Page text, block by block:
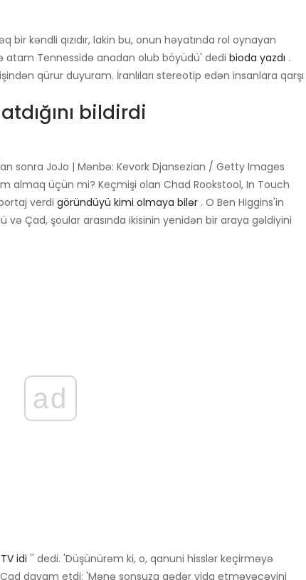
kəndli qızıdır, lakin bu, onun həyatında rol oynayan
atam Tennessidə anadan olub böyüdü' dedi bioda yazdı .
qürur duyuram. İranlıları stereotip edən insanlara qarşı
bildirdi
sonra JoJo | Mənbə: Kevork Djansezian / Getty Images
almaq üçün mi? Keçmişi olan Chad Rookstool, In Touch
verdi göründüyü kimi olmaya bilər . O Ben Higgins'in
və Çad, şoular arasında ikisinin yenidən bir araya gəldiyini
ad
idi '' dedi. 'Düşünürəm ki, o, qanuni hisslər keçirməyə
davam etdi: 'Mənə sonsuza qədər vida etməyəcəyini